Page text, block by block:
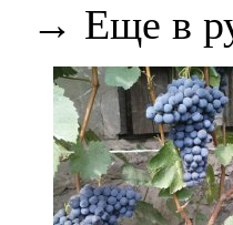
→ Еще в